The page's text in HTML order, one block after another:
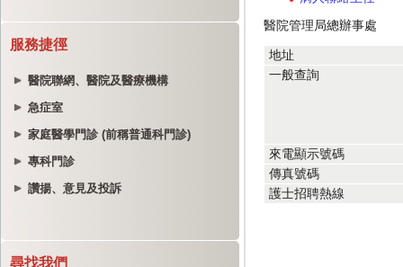
服務捷徑
醫院聯網、醫院及醫療機構
急症室
家庭醫學門診 (前稱普通科門診)
專科門診
讚揚、意見及投訴
尋找我們